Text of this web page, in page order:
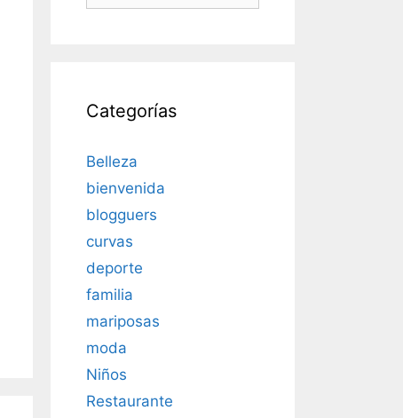
Categorías
Belleza
bienvenida
blogguers
curvas
deporte
familia
mariposas
moda
Niños
Restaurante